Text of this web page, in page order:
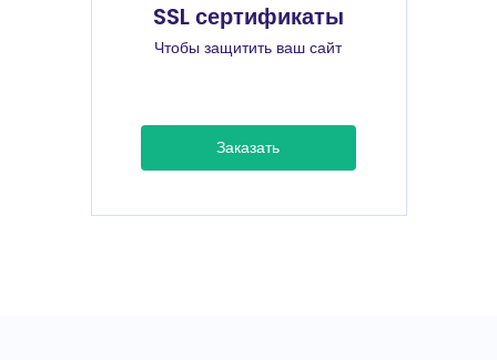
SSL сертификаты
Чтобы защитить ваш сайт
Заказать